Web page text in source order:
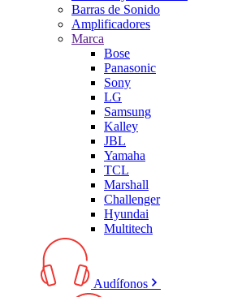
Barras de Sonido
Amplificadores
Marca
Bose
Panasonic
Sony
LG
Samsung
Kalley
JBL
Yamaha
TCL
Marshall
Challenger
Hyundai
Multitech
Audífonos